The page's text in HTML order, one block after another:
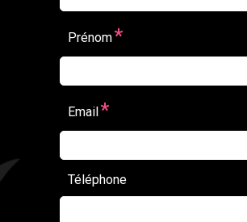
Prénom*
Email*
Téléphone